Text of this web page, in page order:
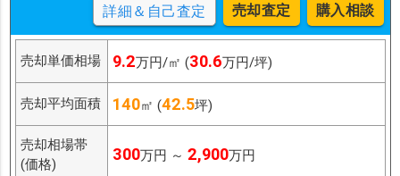
詳細＆自己査定 売却査定 購入相談
売却単価相場 9.2万円/㎡ (30.6万円/坪)
売却平均面積 140㎡ (42.5坪)
売却相場帯
(価格)
300万円 ～ 2,900万円